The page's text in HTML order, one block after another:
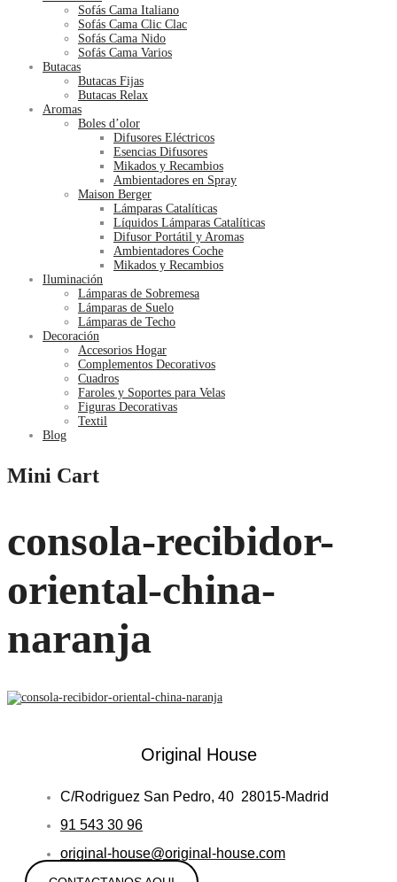
Sofás Cama Italiano
Sofás Cama Clic Clac
Sofás Cama Nido
Sofás Cama Varios
Butacas
Butacas Fijas
Butacas Relax
Aromas
Boles d’olor
Difusores Eléctricos
Esencias Difusores
Mikados y Recambios
Ambientadores en Spray
Maison Berger
Lámparas Catalíticas
Líquidos Lámparas Catalíticas
Difusor Portátil y Aromas
Ambientadores Coche
Mikados y Recambios
Iluminación
Lámparas de Sobremesa
Lámparas de Suelo
Lámparas de Techo
Decoración
Accesorios Hogar
Complementos Decorativos
Cuadros
Faroles y Soportes para Velas
Figuras Decorativas
Textil
Blog
Mini Cart
consola-recibidor-
oriental-china-
naranja
Original House
C/Rodriguez San Pedro, 40 28015-Madrid
91 543 30 96
original-house@original-house.com